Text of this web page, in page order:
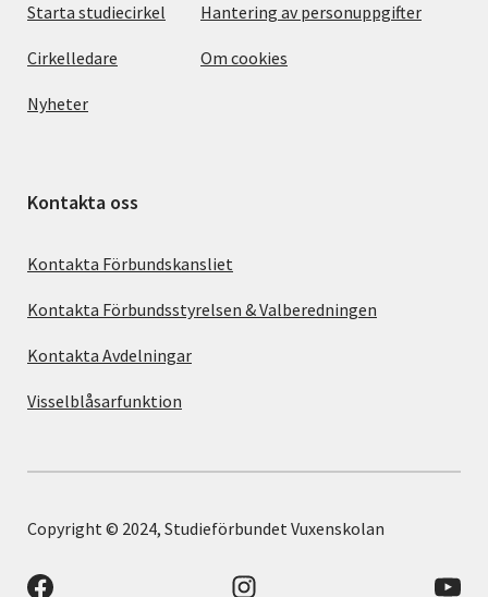
Starta studiecirkel
Cirkelledare
Nyheter
Hantering av personuppgifter
Om cookies
Kontakta oss
Kontakta Förbundskansliet
Kontakta Förbundsstyrelsen & Valberedningen
Kontakta Avdelningar
Visselblåsarfunktion
Copyright © 2024, Studieförbundet Vuxenskolan